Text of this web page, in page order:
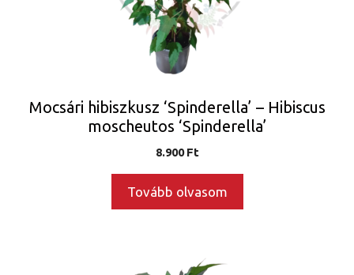
Mocsári hibiszkusz ‘Spinderella’ – Hibiscus
moscheutos ‘Spinderella’
8.900Ft
Tovább olvasom